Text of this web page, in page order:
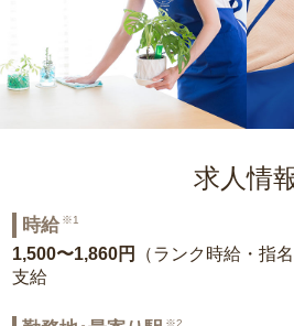
求人情
時給 ※1
1,500〜1,860円
（ランク時給・指
支給